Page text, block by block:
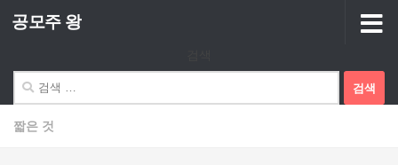
Skip to content
공모주 왕
색:
짧은 것